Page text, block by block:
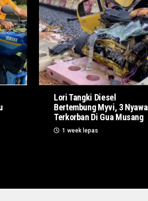
Lori Tangki Diesel
Bertembung Myvi, 3 Nyawa
Terkorban Di Gua Musang
1 week lepas